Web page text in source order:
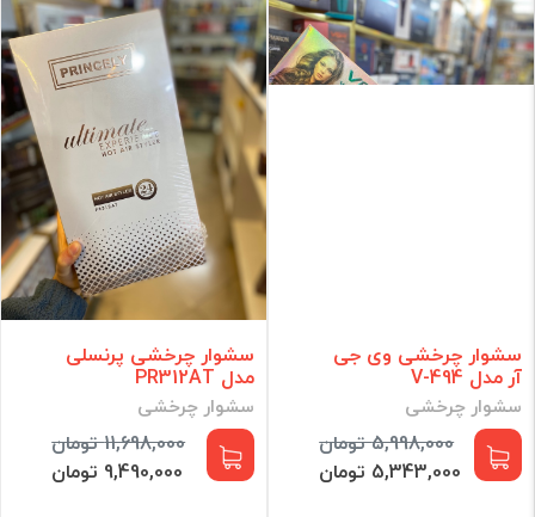
سشوار چرخشی وی جی
آر مدل V-494
سشوار چرخشی
5,998,000 تومان
5,343,000 تومان
سشوار چرخشی پرنسلی
مدل PR312AT
سشوار چرخشی
11,698,000 تومان
9,490,000 تومان